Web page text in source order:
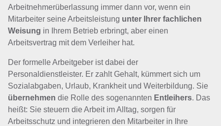
Arbeitnehmerüberlassung immer dann vor, wenn ein
Mitarbeiter seine Arbeitsleistung unter Ihrer fachlichen
Weisung in Ihrem Betrieb erbringt, aber einen
Arbeitsvertrag mit dem Verleiher hat.
Der formelle Arbeitgeber ist dabei der
Personaldienstleister. Er zahlt Gehalt, kümmert sich um
Sozialabgaben, Urlaub, Krankheit und Weiterbildung. Sie
übernehmen die Rolle des sogenannten Entleihers. Das
heißt: Sie steuern die Arbeit im Alltag, sorgen für
Arbeitsschutz und integrieren den Mitarbeiter in Ihre